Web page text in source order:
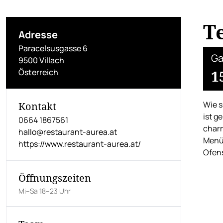
Adresse
Paracelsusgasse 6
9500 Villach
Österreich
Kontakt
0664 1867561
hallo@restaurant-aurea.at
https://www.restaurant-aurea.at/
Öffnungszeiten
Mi–Sa 18–23 Uhr
Wie
ist